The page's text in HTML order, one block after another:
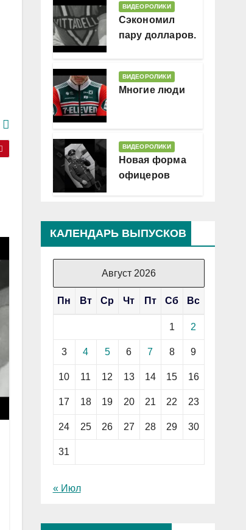
ВИДЕОРОЛИКИ
Сэкономил
пару долларов.
ВИДЕОРОЛИКИ
Многие люди
ВИДЕОРОЛИКИ
Новая форма
офицеров
КАЛЕНДАРЬ ВЫПУСКОВ
Август 2026
Пн Вт Ср Чт Пт Сб Вс
1 2
3 4 5 6 7 8 9
10 11 12 13 14 15 16
17 18 19 20 21 22 23
24 25 26 27 28 29 30
31
« Июл